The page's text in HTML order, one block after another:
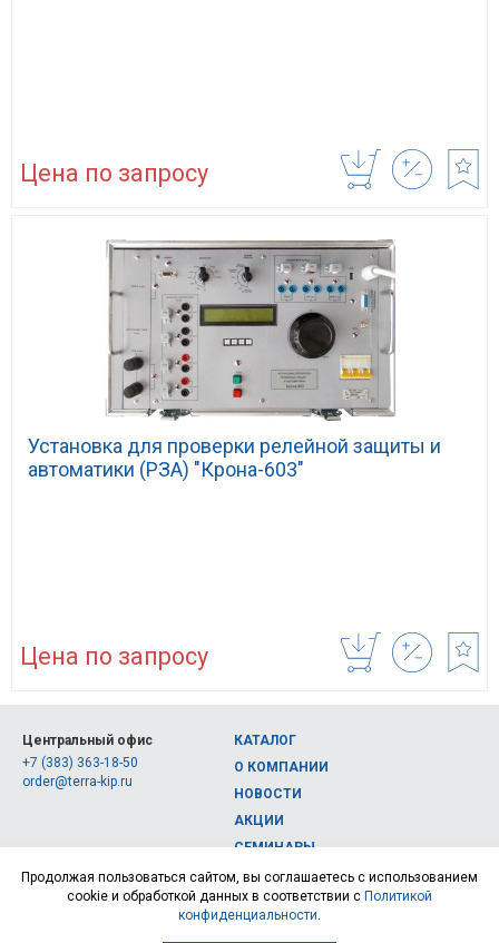
Цена по запросу
Установка для проверки релейной защиты и
автоматики (РЗА) "Крона-603"
Цена по запросу
Центральный офис
+7 (383) 363-18-50
order@terra-kip.ru
КАТАЛОГ
О КОМПАНИИ
НОВОСТИ
АКЦИИ
СЕМИНАРЫ
КОНТАКТЫ
© 2026, Интернет-магазин измерительных приборов Терра Импэкс
Продолжая пользоваться сайтом, вы соглашаетесь с использованием
cookie и обработкой данных в соответствии с Политикой
конфиденциальности.